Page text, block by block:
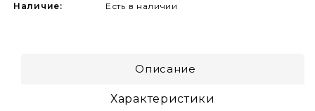
Наличие:
Есть в наличии
Описание
Характеристики